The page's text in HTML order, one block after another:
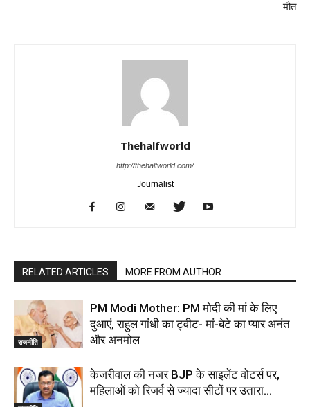
मौत
Thehalfworld
http://thehalfworld.com/
Journalist
RELATED ARTICLES MORE FROM AUTHOR
राजनीति
PM Modi Mother: PM मोदी की मां के लिए
दुआएं, राहुल गांधी का ट्वीट- मां-बेटे का प्यार अनंत
और अनमोल
केजरीवाल की नजर BJP के साइलेंट वोटर्स पर,
महिलाओं को रिजर्व से ज्यादा सीटों पर उतारा…